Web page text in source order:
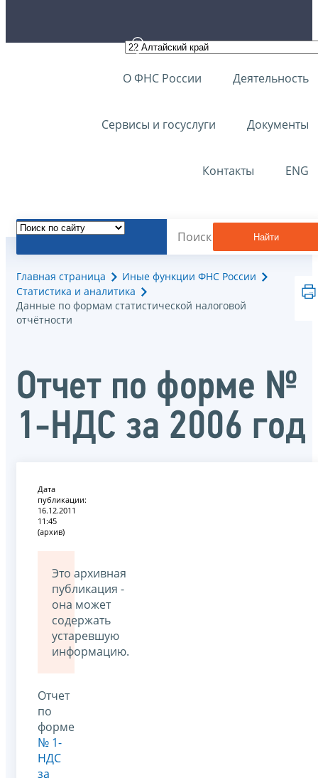
О ФНС России Деятельность
Сервисы и госуслуги Документы
Контакты ENG
Найти
Главная страница
Иные функции ФНС России
Статистика и аналитика
Данные по формам статистической налоговой
отчётности
Отчет по форме №
1-НДС за 2006 год
Дата
публикации:
16.12.2011
11:45
(архив)
Это архивная
публикация -
она может
содержать
устаревшую
информацию.
Отчет
по
форме
№ 1-
НДС
за